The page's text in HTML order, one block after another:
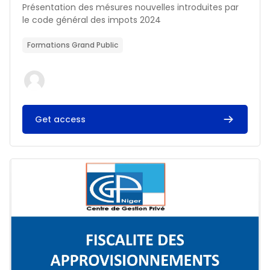
Résumé du cours :
Présentation des mésures nouvelles introduites par
le code général des impots 2024
Formations Grand Public
Get access
Image du cours FISCALITE DES APPROVISIONNEMENTS